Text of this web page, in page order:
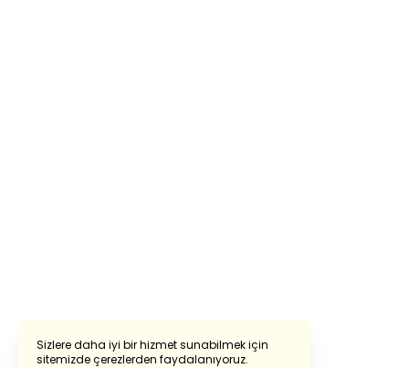
Sizlere daha iyi bir hizmet sunabilmek için
sitemizde çerezlerden faydalanıyoruz.